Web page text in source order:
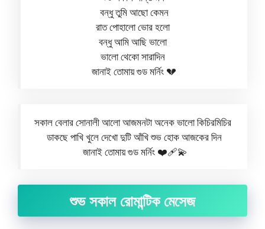
বন্ধু তুমি আছো কেমন
রাত পোহালো ভোর হলো
বন্ধু আমি আছি ভালো
ভালো থেকো সারাদিন
জানাই তোমায় গুড মর্নিং 💔
সকাল বেলার সোনালী আলো আজমনটা অনেক ভালো কিচিরমিচির
ডাকছে পাখি খুলে দেখো দুটি আঁখি শুভ হোক আজকের দিন
জানাই তোমায় গুড মর্নিং ❤️‍🩹💫
শুভ সকাল রোমান্টিক মেসেজ